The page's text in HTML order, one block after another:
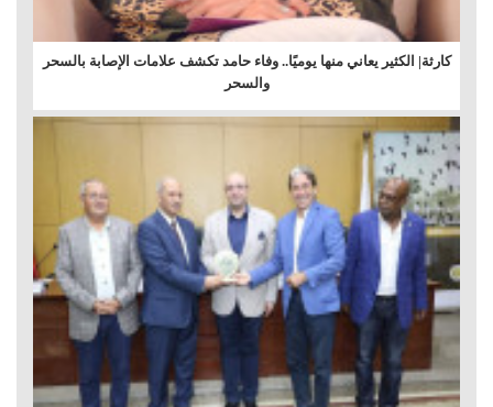
كارثة| الكثير يعاني منها يوميًا.. وفاء حامد تكشف علامات الإصابة بالسحر
والسحر